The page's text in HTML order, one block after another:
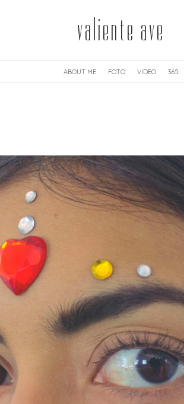
valiente ave
ABOUT ME FOTO VIDEO 365